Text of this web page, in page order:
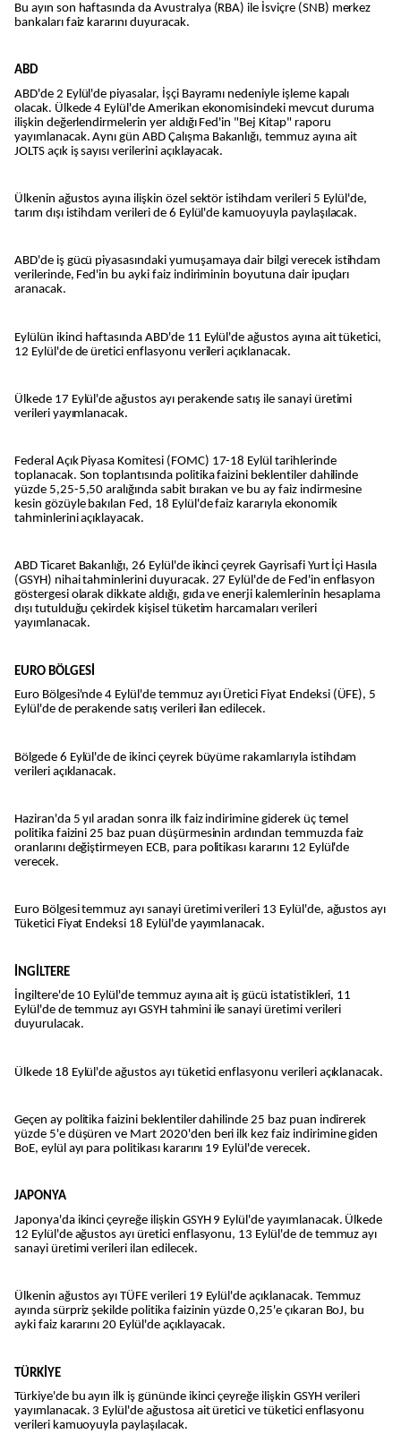
Bu ayın son haftasında da Avustralya (RBA) ile İsviçre (SNB) merkez
bankaları faiz kararını duyuracak.
ABD
ABD'de 2 Eylül'de piyasalar, İşçi Bayramı nedeniyle işleme kapalı
olacak. Ülkede 4 Eylül'de Amerikan ekonomisindeki mevcut duruma
ilişkin değerlendirmelerin yer aldığı Fed'in "Bej Kitap" raporu
yayımlanacak. Aynı gün ABD Çalışma Bakanlığı, temmuz ayına ait
JOLTS açık iş sayısı verilerini açıklayacak.
Ülkenin ağustos ayına ilişkin özel sektör istihdam verileri 5 Eylül'de,
tarım dışı istihdam verileri de 6 Eylül'de kamuoyuyla paylaşılacak.
ABD'de iş gücü piyasasındaki yumuşamaya dair bilgi verecek istihdam
verilerinde, Fed'in bu ayki faiz indiriminin boyutuna dair ipuçları
aranacak.
Eylülün ikinci haftasında ABD'de 11 Eylül'de ağustos ayına ait tüketici,
12 Eylül'de de üretici enflasyonu verileri açıklanacak.
Ülkede 17 Eylül'de ağustos ayı perakende satış ile sanayi üretimi
verileri yayımlanacak.
Federal Açık Piyasa Komitesi (FOMC) 17-18 Eylül tarihlerinde
toplanacak. Son toplantısında politika faizini beklentiler dahilinde
yüzde 5,25-5,50 aralığında sabit bırakan ve bu ay faiz indirmesine
kesin gözüyle bakılan Fed, 18 Eylül'de faiz kararıyla ekonomik
tahminlerini açıklayacak.
ABD Ticaret Bakanlığı, 26 Eylül'de ikinci çeyrek Gayrisafi Yurt İçi Hasıla
(GSYH) nihai tahminlerini duyuracak. 27 Eylül'de de Fed'in enflasyon
göstergesi olarak dikkate aldığı, gıda ve enerji kalemlerinin hesaplama
dışı tutulduğu çekirdek kişisel tüketim harcamaları verileri
yayımlanacak.
EURO BÖLGESİ
Euro Bölgesi'nde 4 Eylül'de temmuz ayı Üretici Fiyat Endeksi (ÜFE), 5
Eylül'de de perakende satış verileri ilan edilecek.
Bölgede 6 Eylül'de de ikinci çeyrek büyüme rakamlarıyla istihdam
verileri açıklanacak.
Haziran'da 5 yıl aradan sonra ilk faiz indirimine giderek üç temel
politika faizini 25 baz puan düşürmesinin ardından temmuzda faiz
oranlarını değiştirmeyen ECB, para politikası kararını 12 Eylül'de
verecek.
Euro Bölgesi temmuz ayı sanayi üretimi verileri 13 Eylül'de, ağustos ayı
Tüketici Fiyat Endeksi 18 Eylül'de yayımlanacak.
İNGİLTERE
İngiltere'de 10 Eylül'de temmuz ayına ait iş gücü istatistikleri, 11
Eylül'de de temmuz ayı GSYH tahmini ile sanayi üretimi verileri
duyurulacak.
Ülkede 18 Eylül'de ağustos ayı tüketici enflasyonu verileri açıklanacak.
Geçen ay politika faizini beklentiler dahilinde 25 baz puan indirerek
yüzde 5'e düşüren ve Mart 2020'den beri ilk kez faiz indirimine giden
BoE, eylül ayı para politikası kararını 19 Eylül'de verecek.
JAPONYA
Japonya'da ikinci çeyreğe ilişkin GSYH 9 Eylül'de yayımlanacak. Ülkede
12 Eylül'de ağustos ayı üretici enflasyonu, 13 Eylül'de de temmuz ayı
sanayi üretimi verileri ilan edilecek.
Ülkenin ağustos ayı TÜFE verileri 19 Eylül'de açıklanacak. Temmuz
ayında sürpriz şekilde politika faizinin yüzde 0,25'e çıkaran BoJ, bu
ayki faiz kararını 20 Eylül'de açıklayacak.
TÜRKİYE
Türkiye'de bu ayın ilk iş gününde ikinci çeyreğe ilişkin GSYH verileri
yayımlanacak. 3 Eylül'de ağustosa ait üretici ve tüketici enflasyonu
verileri kamuoyuyla paylaşılacak.